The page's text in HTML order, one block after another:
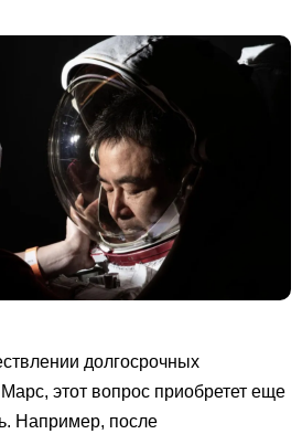
долгосрочных
этот вопрос приобретет еще
Например, после